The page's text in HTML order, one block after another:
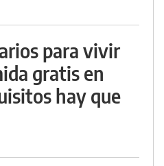
para vivir
gratis en
hay que